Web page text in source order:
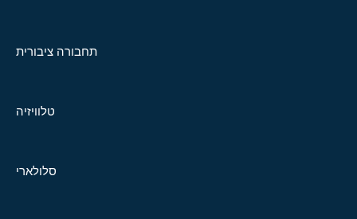
תחבורה ציבורית
טלוויזיה
סלולארי